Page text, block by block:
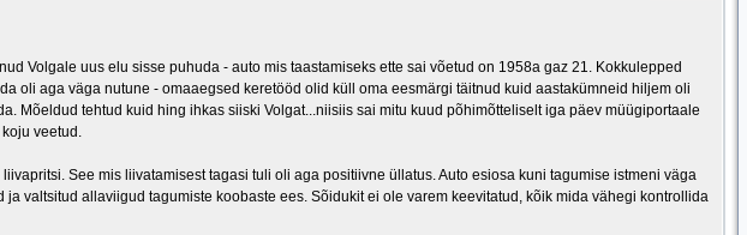
Volgale uus elu sisse puhuda - auto mis taastamiseks ette sai võetud on 1958a gaz 21. Kokkulepped
oli aga väga nutune - omaaegsed keretööd olid küll oma eesmärgi täitnud kuid aastakümneid hiljem oli
Mõeldud tehtud kuid hing ihkas siiski Volgat...niisiis sai mitu kuud põhimõtteliselt iga päev müügiportaale
veetud.
See mis liivatamisest tagasi tuli oli aga positiivne üllatus. Auto esiosa kuni tagumise istmeni väga
valtsitud allaviigud tagumiste koobaste ees. Sõidukit ei ole varem keevitatud, kõik mida vähegi kontrollida